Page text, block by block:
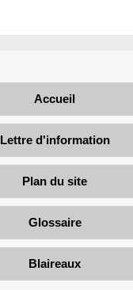
Accueil
Lettre d'information
Plan du site
Glossaire
Blaireaux